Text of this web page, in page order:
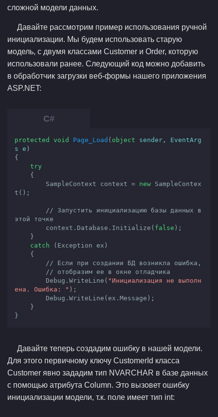
сложной модели данных.
Давайте рассмотрим пример использования ручной
инициализации. Мы будем использовать старую
модель, с двумя классами Customer и Order, которую
использовали ранее. Следующий код можно добавить
в обработчик загрузки веб-формы нашего приложения
ASP.NET:
protected void Page_Load ( object sender, EventArg
s e
{
try
        SampleContext context =
new SampleContex
t();
// Запустить инициализацию базы данных в
этой точке
        context.Database.Initialize(
false );
catch (Exception ex)
// отобразим ее в окне отладчика
        Debug.WriteLine(
"Инициализация не выполн
ена. Ошибка: " );
}
Давайте теперь создадим ошибку в нашей модели.
Для этого первичному ключу CustomerId класса
Customer явно зададим тип NVARCHAR в базе данных
с помощью атрибута Column. Это вызовет ошибку
инициализации модели, т.к. поле имеет тип int: